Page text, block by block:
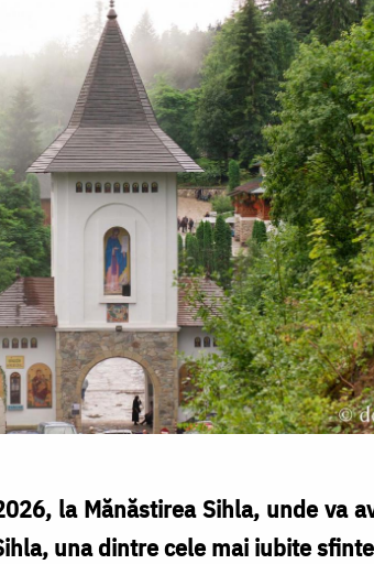
la Mănăstirea Sihla, unde va
una dintre cele mai iubite